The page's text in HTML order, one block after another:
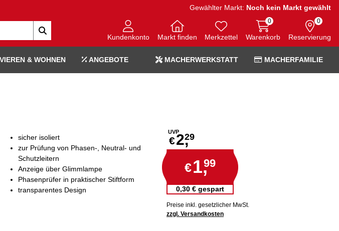
Gewählter Markt: Noch kein Markt gewählt
Kundenkonto Markt finden Merkzettel Warenkorb
0
Reservierung
0
& WOHNEN ANGEBOTE MACHERWERKSTATT MACHERFAMILIE
UVP
€2,29
€1,99
0,30 € gespart
Preise inkl. gesetzlicher MwSt.
zzgl. Versandkosten
sicher isoliert
zur Prüfung von Phasen-, Neutral- und
Schutzleitern
Anzeige über Glimmlampe
Phasenprüfer in praktischer Stiftform
transparentes Design